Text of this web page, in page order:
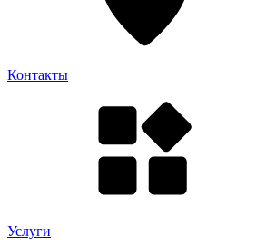
Контакты
Услуги